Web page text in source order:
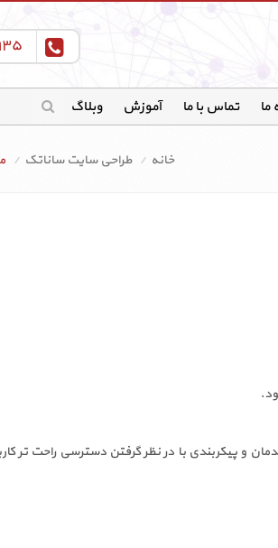
ما تماس با ما آموزش وبلاگ
خانه طراحی سایت ساناتک
و پیکربندی با در نظر گرفتن دسترسی راحت تر